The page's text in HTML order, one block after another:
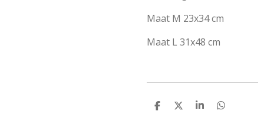
Maat M 23x34 cm
Maat L 31x48 cm
D
D
S
D